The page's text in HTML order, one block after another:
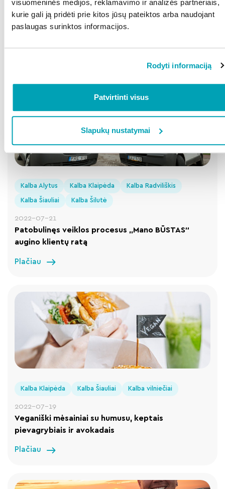
visuomeninės medijos, reklamavimo ir analizės partneriais,
kurie gali ją pridėti prie kitos jūsų pateiktos arba naudojant
paslaugas surinktos informacijos.
Rodyti informaciją
Patvirtinti visus
Slapukų nustatymai
2022-07-26
Lietuvos Jūrų muziejus atveria naują poilsio ir
Kalba Alytus Kalba Klaipėda Kalba Radviliškis
Kalba Šiauliai Kalba Šilutė
2022-07-21
Patobulinęs veiklos procesus „Mano BŪSTAS“
augino klientų ratą
Plačiau
Kalba Klaipėda Kalba Šiauliai Kalba vilniečiai
2022-07-19
Veganiški mėsainiai su humusu, keptais
pievagrybiais ir avokadais
Plačiau